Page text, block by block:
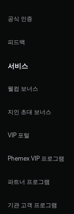
공식 인증
피드백
서비스
웰컴 보너스
지인 초대 보너스
VIP 포털
Phemex VIP 프로그램
파트너 프로그램
기관 고객 프로그램